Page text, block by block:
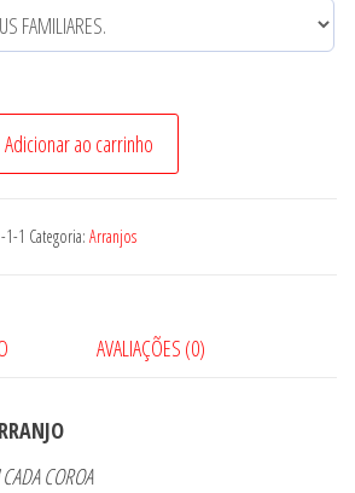
Adicionar ao carrinho
1 Categoria: Arranjos
AVALIAÇÕES (0)
COROA